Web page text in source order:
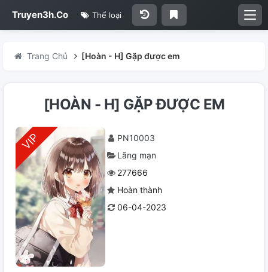
Truyen3h.Co Thể loại
Trang Chủ [Hoàn - H] Gặp được em
[HOÀN - H] GẶP ĐƯỢC EM
PN10003
Lãng mạn
277666
Hoàn thành
06-04-2023